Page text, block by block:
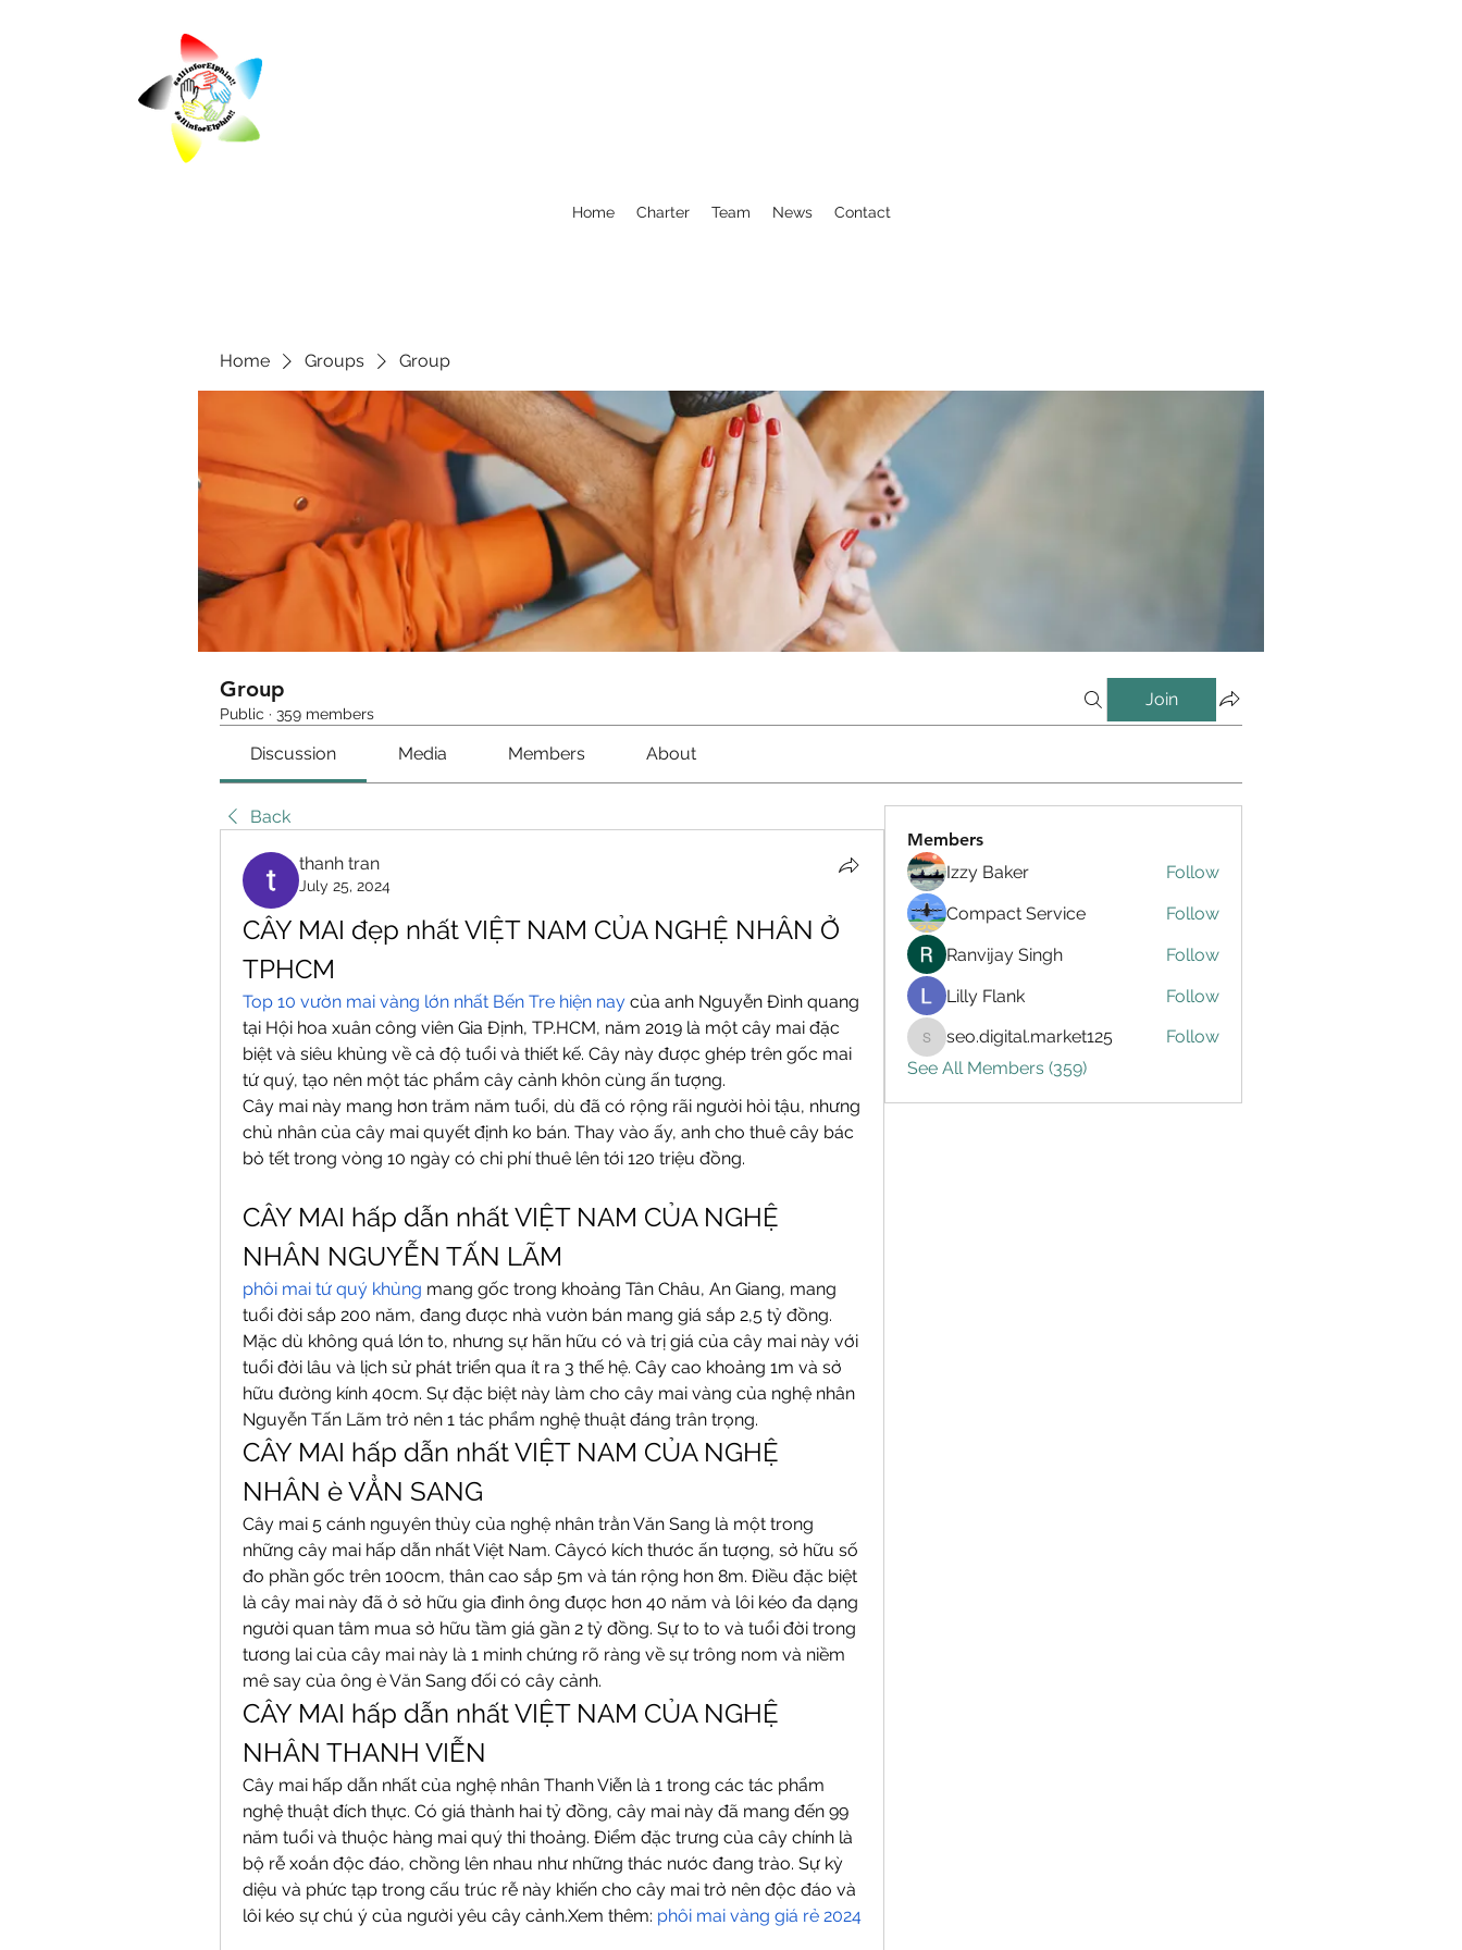
Home Charter Team News Contact
Home Groups Group
Group
Public · 359 members
Join
Discussion Media Members About
Back
thanh tran
July 25, 2024
CÂY MAI đẹp nhất VIỆT NAM CỦA NGHỆ NHÂN Ở
TPHCM
Top 10 vườn mai vàng lớn nhất Bến Tre hiện nay của anh Nguyễn Đình quang
tại Hội hoa xuân công viên Gia Định, TP.HCM, năm 2019 là một cây mai đặc
biệt và siêu khủng về cả độ tuổi và thiết kế. Cây này được ghép trên gốc mai
tứ quý, tạo nên một tác phẩm cây cảnh khôn cùng ấn tượng.
Cây mai này mang hơn trăm năm tuổi, dù đã có rộng rãi người hỏi tậu, nhưng
chủ nhân của cây mai quyết định ko bán. Thay vào ấy, anh cho thuê cây bác
bỏ tết trong vòng 10 ngày có chi phí thuê lên tới 120 triệu đồng.
CÂY MAI hấp dẫn nhất VIỆT NAM CỦA NGHỆ
NHÂN NGUYỄN TẤN LÃM
phôi mai tứ quý khủng mang gốc trong khoảng Tân Châu, An Giang, mang
tuổi đời sắp 200 năm, đang được nhà vườn bán mang giá sắp 2,5 tỷ đồng.
Mặc dù không quá lớn to, nhưng sự hãn hữu có và trị giá của cây mai này với
tuổi đời lâu và lịch sử phát triển qua ít ra 3 thế hệ. Cây cao khoảng 1m và sở
hữu đường kính 40cm. Sự đặc biệt này làm cho cây mai vàng của nghệ nhân
Nguyễn Tấn Lãm trở nên 1 tác phẩm nghệ thuật đáng trân trọng.
CÂY MAI hấp dẫn nhất VIỆT NAM CỦA NGHỆ
NHÂN è VẲN SANG
Cây mai 5 cánh nguyên thủy của nghệ nhân trằn Văn Sang là một trong
những cây mai hấp dẫn nhất Việt Nam. Câycó kích thước ấn tượng, sở hữu số
đo phần gốc trên 100cm, thân cao sắp 5m và tán rộng hơn 8m. Điều đặc biệt
là cây mai này đã ở sở hữu gia đình ông được hơn 40 năm và lôi kéo đa dạng
người quan tâm mua sở hữu tầm giá gần 2 tỷ đồng. Sự to to và tuổi đời trong
tương lai của cây mai này là 1 minh chứng rõ ràng về sự trông nom và niềm
mê say của ông è Văn Sang đối có cây cảnh.
CÂY MAI hấp dẫn nhất VIỆT NAM CỦA NGHỆ
NHÂN THANH VIỄN
Cây mai hấp dẫn nhất của nghệ nhân Thanh Viễn là 1 trong các tác phẩm
nghệ thuật đích thực. Có giá thành hai tỷ đồng, cây mai này đã mang đến 99
năm tuổi và thuộc hàng mai quý thi thoảng. Điểm đặc trưng của cây chính là
bộ rễ xoắn độc đáo, chồng lên nhau như những thác nước đang trào. Sự kỳ
diệu và phức tạp trong cấu trúc rễ này khiến cho cây mai trở nên độc đáo và
lôi kéo sự chú ý của người yêu cây cảnh.Xem thêm: phôi mai vàng giá rẻ 2024
Members
Izzy Baker
Follow
Compact Service
Follow
Ranvijay Singh
Follow
Lilly Flank
Follow
seo.digital.market125
seo.digital.market125
Follow
See All Members (359)